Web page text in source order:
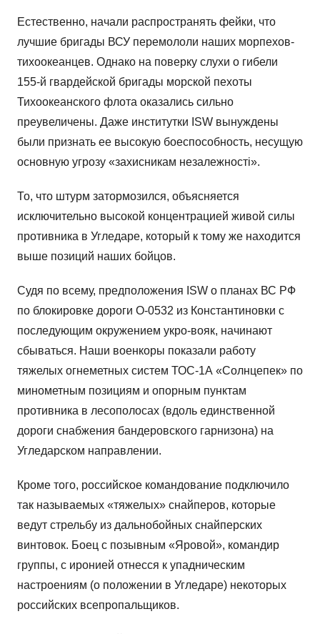
Естественно, начали распространять фейки, что
лучшие бригады ВСУ перемололи наших морпехов-
тихоокеанцев. Однако на поверку слухи о гибели
155-й гвардейской бригады морской пехоты
Тихоокеанского флота оказались сильно
преувеличены. Даже институтки ISW вынуждены
были признать ее высокую боеспособность, несущую
основную угрозу «захисникам незалежностi».
То, что штурм затормозился, объясняется
исключительно высокой концентрацией живой силы
противника в Угледаре, который к тому же находится
выше позиций наших бойцов.
Судя по всему, предположения ISW о планах ВС РФ
по блокировке дороги О-0532 из Константиновки с
последующим окружением укро-вояк, начинают
сбываться. Наши военкоры показали работу
тяжелых огнеметных систем ТОС-1А «Солнцепек» по
минометным позициям и опорным пунктам
противника в лесополосах (вдоль единственной
дороги снабжения бандеровского гарнизона) на
Угледарском направлении.
Кроме того, российское командование подключило
так называемых «тяжелых» снайперов, которые
ведут стрельбу из дальнобойных снайперских
винтовок. Боец с позывным «Яровой», командир
группы, с иронией отнесся к упадническим
настроениям (о положении в Угледаре) некоторых
российских всепропальщиков.